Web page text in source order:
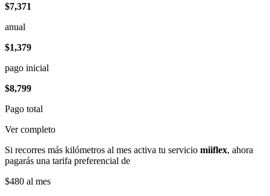
$7,371
anual
$1,379
pago inicial
$8,799
Pago total
Ver completo
Si recorres más kilómetros al mes activa tu servicio miiflex, ahora
pagarás una tarifa preferencial de
$480 al mes